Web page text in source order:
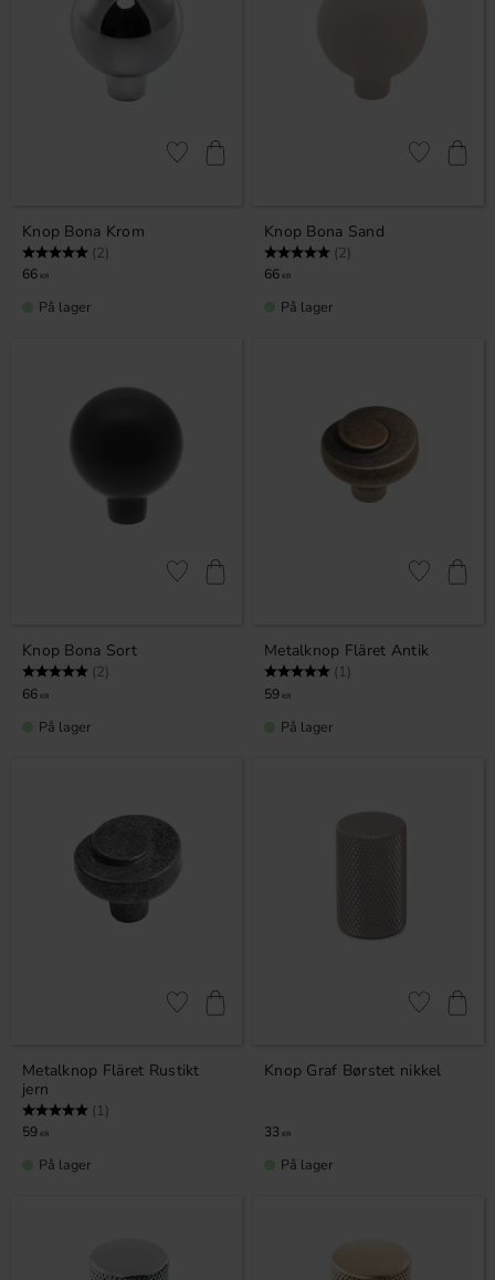
Knop Bona Krom
Vurdering: (2)
66 KR
Gem som favorit
På lager
Knop Bona Sand
Vurdering: (2)
66 KR
Gem som
På lager
Knop Bona Sort
Vurdering: (2)
66 KR
Gem som favorit
På lager
Metalknop Fläret Antik
Vurdering: (1)
59 KR
Gem som
På lager
Metalknop Fläret Rustikt
jern
Vurdering: (1)
59 KR
Gem som favorit
På lager
Knop Graf Børstet nikkel
33 KR
Gem som
På lager